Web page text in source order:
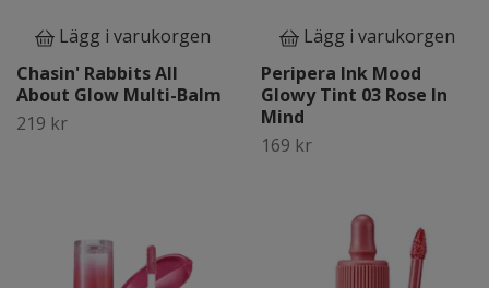
Lägg i varukorgen
Chasin' Rabbits All
About Glow Multi-Balm
219 kr
Lägg i varukorgen
Peripera Ink Mood
Glowy Tint 03 Rose In
Mind
169 kr